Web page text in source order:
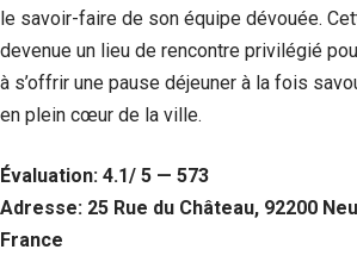
le savoir-faire de son équipe dévouée.
devenue un lieu de rencontre privilégié
à s’offrir une pause déjeuner à la fois
en plein cœur de la ville.
Évaluation: 4.1/ 5 — 573
Adresse: 25 Rue du Château, 92200
France
sont
fonctionnement
du site Web.
Afin que
nous
améliorer la